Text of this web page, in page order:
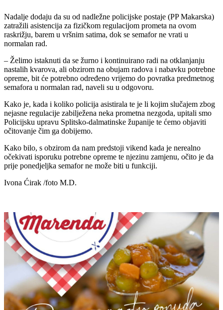
Nadalje dodaju da su od nadležne policijske postaje (PP Makarska)
zatražili asistencija za fizičkom regulacijom prometa na ovom
raskrižju, barem u vršnim satima, dok se semafor ne vrati u
normalan rad.
– Želimo istaknuti da se žurno i kontinuirano radi na otklanjanju
nastalih kvarova, ali obzirom na obujam radova i nabavku potrebne
opreme, bit će potrebno određeno vrijemo do povratka predmetnog
semafora u normalan rad, naveli su u odgovoru.
Kako je, kada i koliko policija asistirala te je li kojim slučajem zbog
nejasne regulacije zabilježena neka prometna nezgoda, upitali smo
Policijsku upravu Splitsko-dalmatinske županije te ćemo objaviti
očitovanje čim ga dobijemo.
Kako bilo, s obzirom da nam predstoji vikend kada je nerealno
očekivati isporuku potrebne opreme te njezinu zamjenu, očito je da
prije ponedjeljka semafor ne može biti u funkciji.
Ivona Ćirak /foto M.D.